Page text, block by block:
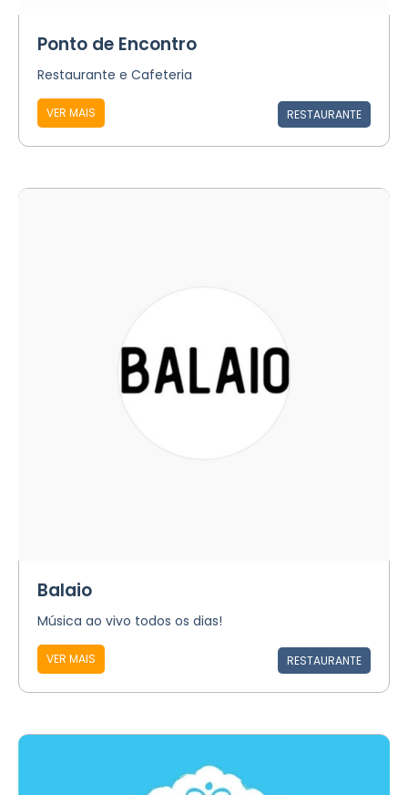
Ponto de Encontro
Restaurante e Cafeteria
VER MAIS RESTAURANTE
Balaio
Música ao vivo todos os dias!
VER MAIS RESTAURANTE